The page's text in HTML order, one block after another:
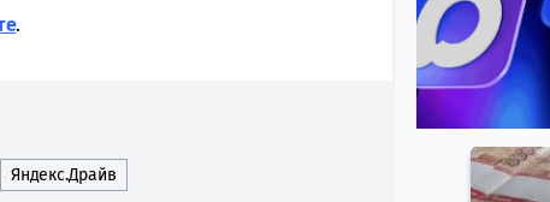
.
Яндекс.Драйв